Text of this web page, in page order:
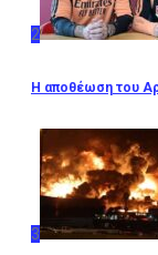
2
Η αποθέωση του
3